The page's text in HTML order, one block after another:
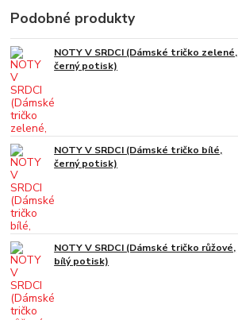
Podobné produkty
NOTY V SRDCI (Dámské tričko zelené,
černý potisk)
NOTY V SRDCI (Dámské tričko bílé,
černý potisk)
NOTY V SRDCI (Dámské tričko růžové,
bílý potisk)